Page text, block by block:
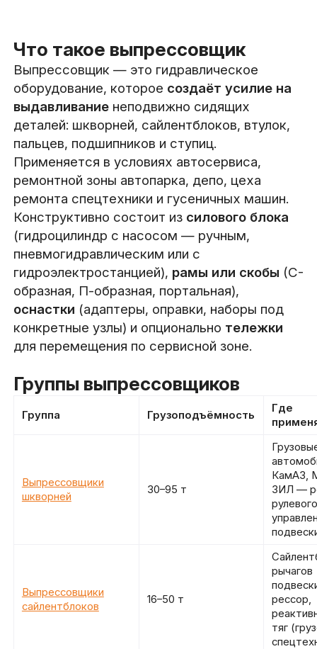
Что такое выпрессовщик
Выпрессовщик — это гидравлическое
оборудование, которое создаёт усилие на
выдавливаниенеподвижно сидящих
деталей: шкворней, сайлентблоков, втулок,
пальцев, подшипников и ступиц.
Применяется в условиях автосервиса,
ремонтной зоны автопарка, депо, цеха
ремонта спецтехники и гусеничных машин.
Конструктивно состоит из силового блока
(гидроцилиндр с насосом — ручным,
пневмогидравлическим или с
гидроэлектростанцией), рамы или скобы (С-
образная, П-образная, портальная),
оснастки (адаптеры, оправки, наборы под
конкретные узлы) и опционально тележки
для перемещения по сервисной зоне.
Группы выпрессовщиков
Группа Грузоподъёмность
Где
Выпрессовщики
шкворней
30–95 т
КамАЗ,
ЗИЛ —
рулевого
Выпрессовщики
сайлентблоков
16–50 т
рычагов
рессор,
тяг